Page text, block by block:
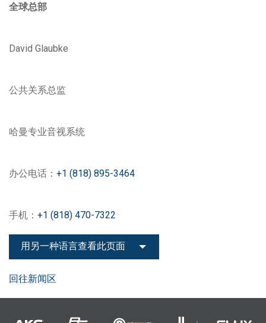
全球总部
David Glaubke
公共关系总监
哈曼专业音视系统
办公电话： +1 (818) 895-3464
手机： +1 (818) 470-7322
用另一种语言查看此页面
回往新闻区